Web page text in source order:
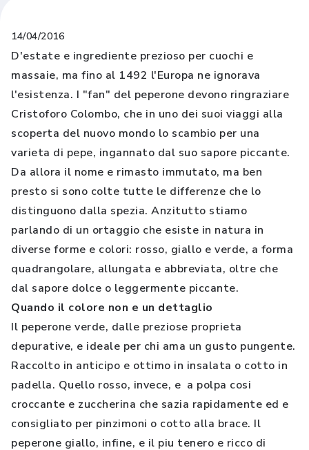
14/04/2016
D'estate e ingrediente prezioso per cuochi e
massaie, ma fino al 1492 l'Europa ne ignorava
l'esistenza. I "fan" del peperone devono ringraziare
Cristoforo Colombo, che in uno dei suoi viaggi alla
scoperta del nuovo mondo lo scambio per una
varieta di pepe, ingannato dal suo sapore piccante.
Da allora il nome e rimasto immutato, ma ben
presto si sono colte tutte le differenze che lo
distinguono dalla spezia. Anzitutto stiamo
parlando di un ortaggio che esiste in natura in
diverse forme e colori: rosso, giallo e verde, a forma
quadrangolare, allungata e abbreviata, oltre che
dal sapore dolce o leggermente piccante.
Quando il colore non e un dettaglio
Il peperone verde, dalle preziose proprieta
depurative, e ideale per chi ama un gusto pungente.
Raccolto in anticipo e ottimo in insalata o cotto in
padella. Quello rosso, invece, e a polpa cosi
croccante e zuccherina che sazia rapidamente ed e
consigliato per pinzimoni o cotto alla brace. Il
peperone giallo, infine, e il piu tenero e ricco di